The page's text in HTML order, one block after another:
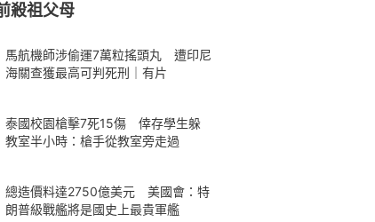
殺祖父母
馬航機師涉偷運7萬粒搖頭丸 遭印尼
海關查獲最高可判死刑｜有片
泰國校園槍擊7死15傷 倖存學生躲
教室半小時：槍手從教室旁走過
總造價料達2750億美元 美國會：特
朗普級戰艦將是國史上最貴軍艦